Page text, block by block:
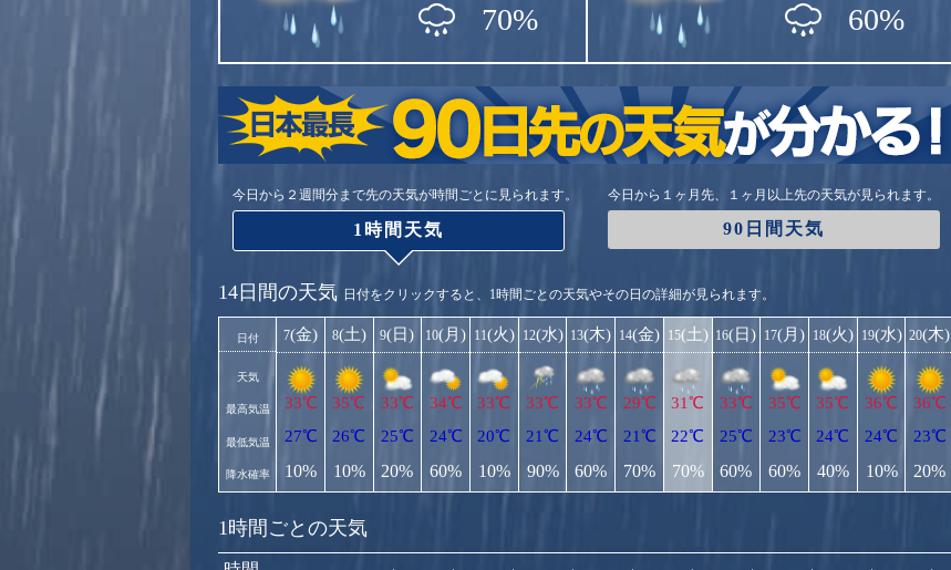
70%
60%
今日から２週間分まで先の天気が時間ごとに見られます。
1時間天気
今日から１ヶ月先、１ヶ月以上先の天気が見られます。
90日間天気
14日間の天気 日付をクリックすると、1時間ごとの天気やその日の詳細が見られます。
日付
天気
最高気温
最低気温
降水確率
7(金)
33℃
27℃
10%
8(土)
35℃
26℃
10%
9(日)
33℃
25℃
20%
10(月)
34℃
24℃
60%
11(火)
33℃
20℃
10%
12(水)
33℃
21℃
90%
13(木)
33℃
24℃
60%
14(金)
29℃
21℃
70%
15(土)
31℃
22℃
70%
16(日)
33℃
25℃
60%
17(月)
35℃
23℃
60%
18(火)
35℃
24℃
40%
19(水)
36℃
24℃
10%
20(木)
36℃
23℃
20%
1時間ごとの天気